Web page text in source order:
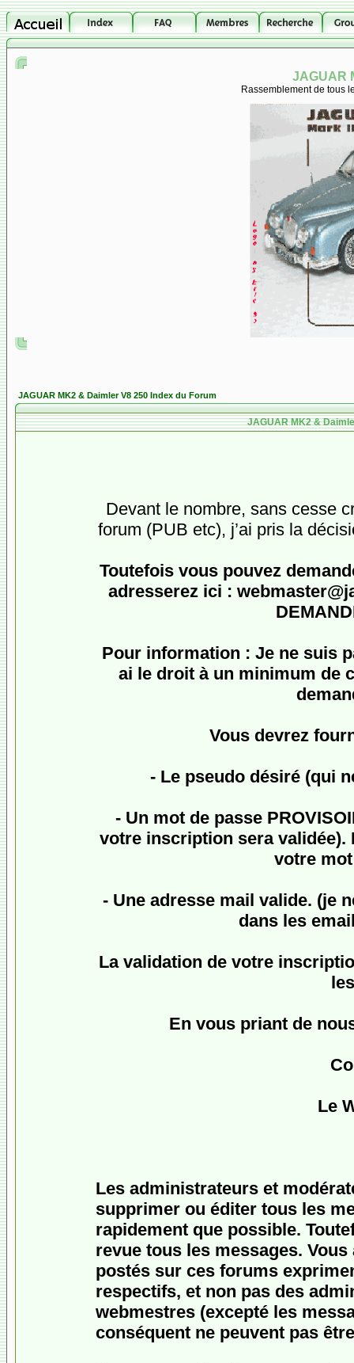
JAGUAR
Rassemblement de tous
JAGUAR MK2 & Daimler V8 250 Index du Forum
JAGUAR MK2 &
Devant le nombre, sans cesse
forum (PUB etc), j’ai pris la
Toutefois vous pouvez
adresserez ici :
Pour information : Je ne suis
ai le droit à un minimum de
Vous devrez
- Le pseudo désiré (qui
- Un mot de passe
votre inscription sera validée).
votre
- Une adresse mail valide. (je
dans les
La validation de votre
En vous priant de
Le
Les administrateurs et
supprimer ou éditer tous les
rapidement que possible.
revue tous les messages.
postés sur ces forums
respectifs, et non pas des
webmestres (excepté les
conséquent ne peuvent pas